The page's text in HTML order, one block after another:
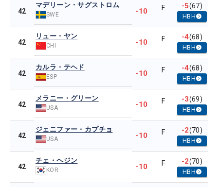
42
マデリーン・サグストロム
SWE -10 F -5(67)
HBH
42
リュー・ヤン
CHI -10 F -4(68)
HBH
42
カルラ・テヘド
ESP -10 F -4(68)
HBH
42
メラニー・グリーン
USA -10 F -3(69)
HBH
42
ジェニファー・カプチョ
USA -10 F -2(70)
HBH
42
チェ・ヘジン
KOR -10 F -2(70)
HBH